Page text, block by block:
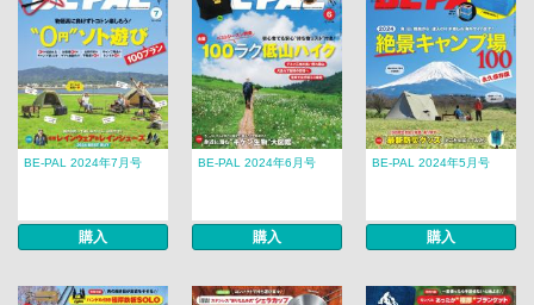
BE-PAL 2024年7月号
購入
BE-PAL 2024年6月号
購入
BE-PAL 2024年5月号
購入